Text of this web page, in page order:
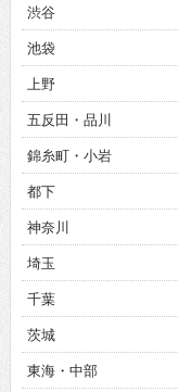
渋谷
池袋
上野
五反田・品川
錦糸町・小岩
都下
神奈川
埼玉
千葉
茨城
東海・中部